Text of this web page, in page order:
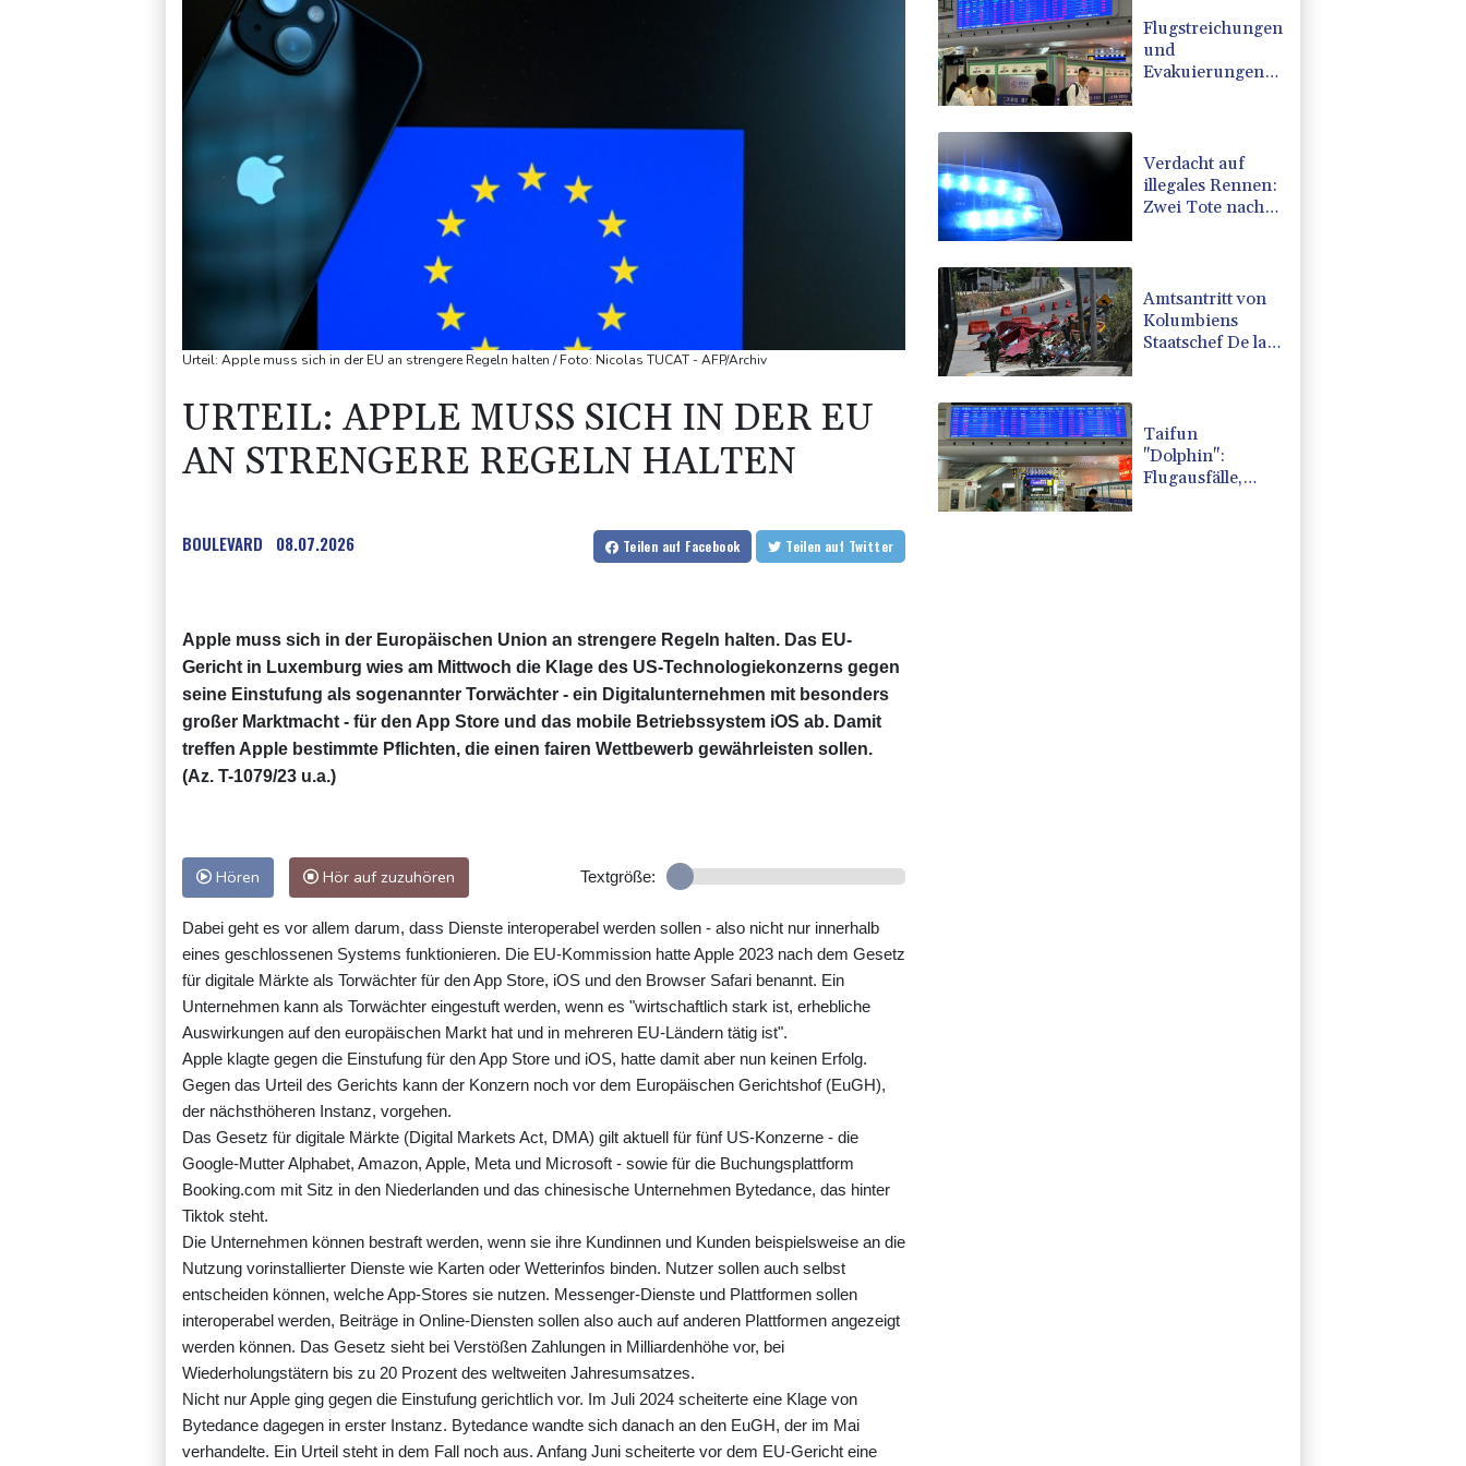
Urteil: Apple muss sich in der EU an strengere Regeln halten / Foto: Nicolas TUCAT - AFP/Archiv
URTEIL: APPLE MUSS SICH IN DER EU
AN STRENGERE REGELN HALTEN
BOULEVARD 08.07.2026 Teilen auf Facebook Teilen auf Twitter
Apple muss sich in der Europäischen Union an strengere Regeln halten. Das EU-
Gericht in Luxemburg wies am Mittwoch die Klage des US-Technologiekonzerns gegen
seine Einstufung als sogenannter Torwächter - ein Digitalunternehmen mit besonders
großer Marktmacht - für den App Store und das mobile Betriebssystem iOS ab. Damit
treffen Apple bestimmte Pflichten, die einen fairen Wettbewerb gewährleisten sollen.
(Az. T-1079/23 u.a.)
Hören Hör auf zuzuhören Textgröße:
Dabei geht es vor allem darum, dass Dienste interoperabel werden sollen - also nicht nur innerhalb
eines geschlossenen Systems funktionieren. Die EU-Kommission hatte Apple 2023 nach dem Gesetz
für digitale Märkte als Torwächter für den App Store, iOS und den Browser Safari benannt. Ein
Unternehmen kann als Torwächter eingestuft werden, wenn es "wirtschaftlich stark ist, erhebliche
Auswirkungen auf den europäischen Markt hat und in mehreren EU-Ländern tätig ist".
Apple klagte gegen die Einstufung für den App Store und iOS, hatte damit aber nun keinen Erfolg.
Gegen das Urteil des Gerichts kann der Konzern noch vor dem Europäischen Gerichtshof (EuGH),
der nächsthöheren Instanz, vorgehen.
Das Gesetz für digitale Märkte (Digital Markets Act, DMA) gilt aktuell für fünf US-Konzerne - die
Google-Mutter Alphabet, Amazon, Apple, Meta und Microsoft - sowie für die Buchungsplattform
Booking.com mit Sitz in den Niederlanden und das chinesische Unternehmen Bytedance, das hinter
Tiktok steht.
Die Unternehmen können bestraft werden, wenn sie ihre Kundinnen und Kunden beispielsweise an die
Nutzung vorinstallierter Dienste wie Karten oder Wetterinfos binden. Nutzer sollen auch selbst
entscheiden können, welche App-Stores sie nutzen. Messenger-Dienste und Plattformen sollen
interoperabel werden, Beiträge in Online-Diensten sollen also auch auf anderen Plattformen angezeigt
werden können. Das Gesetz sieht bei Verstößen Zahlungen in Milliardenhöhe vor, bei
Wiederholungstätern bis zu 20 Prozent des weltweiten Jahresumsatzes.
Nicht nur Apple ging gegen die Einstufung gerichtlich vor. Im Juli 2024 scheiterte eine Klage von
Bytedance dagegen in erster Instanz. Bytedance wandte sich danach an den EuGH, der im Mai
verhandelte. Ein Urteil steht in dem Fall noch aus. Anfang Juni scheiterte vor dem EU-Gericht eine
Flugstreichungen
und
Evakuierungen:
Verdacht auf
illegales Rennen:
Zwei Tote nach
Amtsantritt von
Kolumbiens
Staatschef De la
Taifun
"Dolphin":
Flugausfälle,